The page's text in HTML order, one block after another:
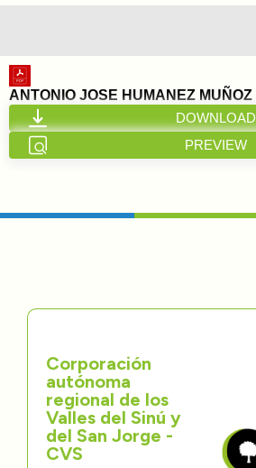
Inicio
Nosotros
Transparencia
Participa
Trámites y Servicios
Contáctenos
ANTONIO JOSE HUMANEZ MUÑOZ
DOWNLOAD
PREVIEW
Corporación
autónoma
regional de los
Valles del Sinú y
del San Jorge -
CVS